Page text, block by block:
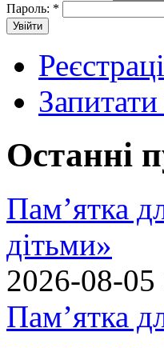
Пароль: *
Останні
Пам’ятка
дітьми»
2026-08-05
Пам’ятка